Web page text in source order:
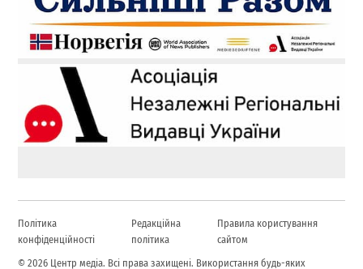
Політика
конфіденційності
Редакційна
політика
Правила користування
сайтом
© 2026 Центр медіа. Всі права захищені. Використання будь-яких